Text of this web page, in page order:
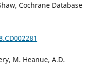
Cochrane Database
M. Heanue, A.D.